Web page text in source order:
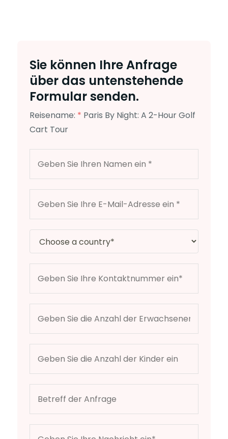
Sie können Ihre Anfrage
über das untenstehende
Formular senden.
Reisename: * Paris By Night: A 2-Hour Golf
Cart Tour